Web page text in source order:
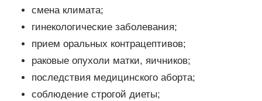
смена климата;
гинекологические заболевания;
прием оральных контрацептивов;
раковые опухоли матки, яичников;
последствия медицинского аборта;
соблюдение строгой диеты;